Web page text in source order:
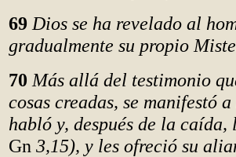
69 Dios se ha revelado al
gradualmente su propio
70 Más allá del testimonio
cosas creadas, se manifestó
habló y, después de la
Gn 3,15), y les ofreció su